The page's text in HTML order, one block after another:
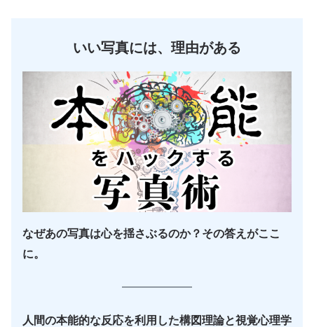
いい写真には、理由がある
なぜあの写真は心を揺さぶるのか？その答えがここ
に。
人間の本能的な反応を利用した構図理論と視覚心理学